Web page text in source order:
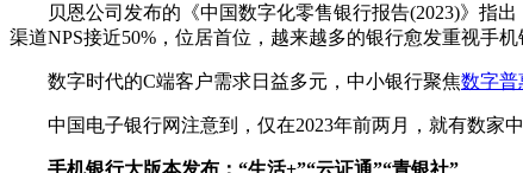
贝恩公司发布的《中国数字化零售银行报告(2023)》指
渠道NPS接近50%，位居首位，越来越多的银行愈发重视手
数字时代的C端客户需求日益多元，中小银行聚焦数字普
中国电子银行网注意到，仅在2023年前两月，就有数家
手机银行大版本发布：“生活+”“云证通”“青银社”